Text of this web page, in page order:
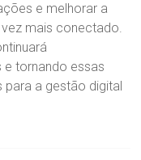
e melhorar a
mais conectado.
e tornando essas
a gestão digital